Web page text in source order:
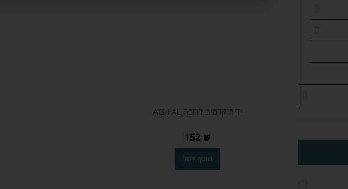
ידית קדמית לרובה AG-FAL
152 ₪
הוסף לסל